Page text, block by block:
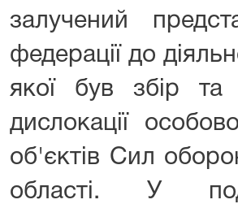
залучений
федерації до
якої був збір та
дислокації
об'єктів Сил
області. У